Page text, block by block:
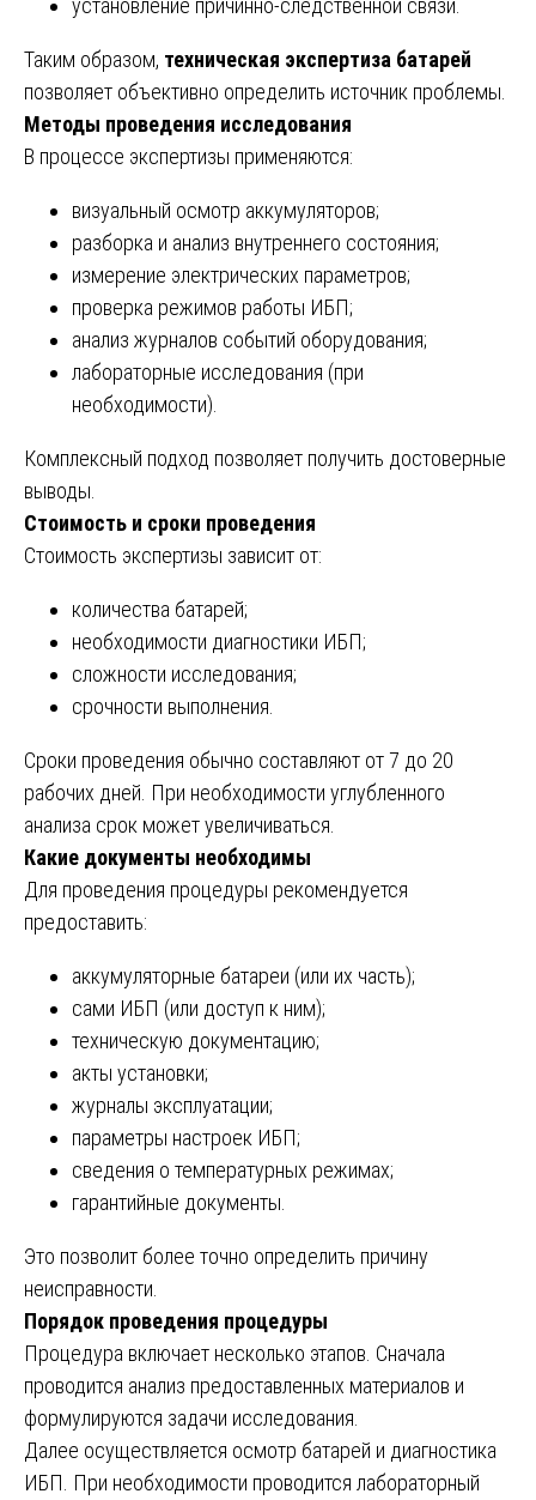
установление причинно-следственной связи.
Таким образом, техническая экспертиза батарей
позволяет объективно определить источник проблемы.
Методы проведения исследования
В процессе экспертизы применяются:
визуальный осмотр аккумуляторов;
разборка и анализ внутреннего состояния;
измерение электрических параметров;
проверка режимов работы ИБП;
анализ журналов событий оборудования;
лабораторные исследования (при
необходимости).
Комплексный подход позволяет получить достоверные
выводы.
Стоимость и сроки проведения
Стоимость экспертизы зависит от:
количества батарей;
необходимости диагностики ИБП;
сложности исследования;
срочности выполнения.
Сроки проведения обычно составляют от 7 до 20
рабочих дней. При необходимости углубленного
анализа срок может увеличиваться.
Какие документы необходимы
Для проведения процедуры рекомендуется
предоставить:
аккумуляторные батареи (или их часть);
сами ИБП (или доступ к ним);
техническую документацию;
акты установки;
журналы эксплуатации;
параметры настроек ИБП;
сведения о температурных режимах;
гарантийные документы.
Это позволит более точно определить причину
неисправности.
Порядок проведения процедуры
Процедура включает несколько этапов. Сначала
проводится анализ предоставленных материалов и
формулируются задачи исследования.
Далее осуществляется осмотр батарей и диагностика
ИБП. При необходимости проводится лабораторный